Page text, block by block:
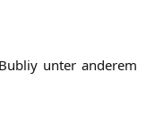
unter ande­rem